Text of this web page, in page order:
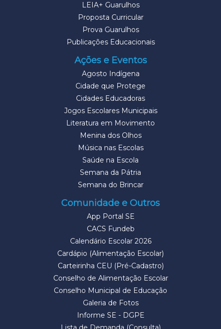
LEIA+ Guarulhos
Proposta Curricular
Prova Guarulhos
Publicações Educacionais
Ações e Eventos
Agosto Indígena
Cidade que Protege
Cidades Educadoras
Jogos Escolares Municipais
Literatura em Movimento
Menina dos Olhos
Música nas Escolas
Saúde na Escola
Semana da Pátria
Semana do Brincar
Comunidade e Outros
App Portal SE
CACS Fundeb
Calendário Escolar 2026
Cardápio (Alimentação Escolar)
Carteirinha CEU (Pré-Cadastro)
Conselho de Alimentação Escolar
Conselho Municipal de Educação
Galeria de Fotos
Informe SE - DGPE